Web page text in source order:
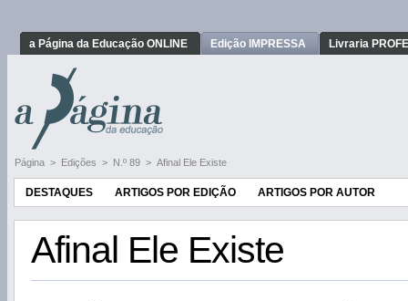
a Página da Educação ONLINE Edição IMPRESSA Livraria
Página > Edições > N.º 89 > Afinal Ele Existe
DESTAQUES ARTIGOS POR EDIÇÃO ARTIGOS POR AUTOR
Afinal Ele Existe